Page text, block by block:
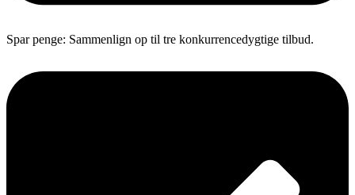
Spar penge: Sammenlign op til tre konkurrencedygtige tilbud.